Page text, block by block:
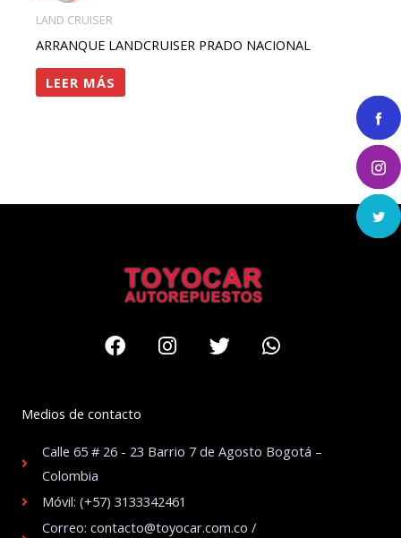
LAND CRUISER
ARRANQUE LANDCRUISER PRADO NACIONAL
LEER MÁS
FacebookInstagram
TwitterWhatsapp
Medios de contacto
Calle 65 # 26 - 23 Barrio 7 de Agosto Bogotá –
Colombia
Móvil: (+57) 3133342461
Correo: contacto@toyocar.com.co /